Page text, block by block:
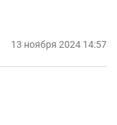
13 ноября 2024 14:57